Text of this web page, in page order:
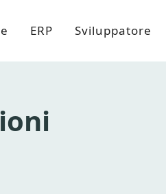
ERP Sviluppatore